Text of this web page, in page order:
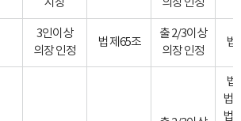
시장
의장 인정
3인이상
의장 인정
법 제65조
출 2/3이상
의장 인정
법
법
법
법